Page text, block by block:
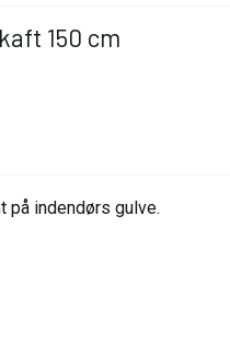
150 cm
på indendørs gulve.